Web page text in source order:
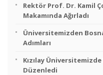
Rektör Prof. Dr. Kamil
Makamında Ağırladı
Üniversitemizden
Adımları
Kızılay Üniversitemizde
Düzenledi